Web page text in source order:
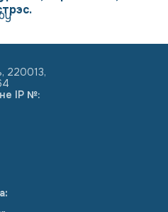
220013,
ІР №: